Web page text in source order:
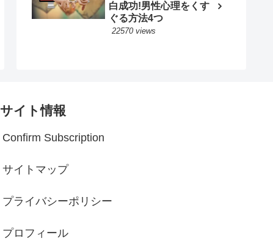
白成功!男性心理をくす
ぐる方法4つ
22570 views
サイト情報
Confirm Subscription
サイトマップ
プライバシーポリシー
プロフィール